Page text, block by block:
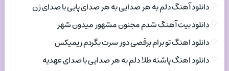
دانلود آهنگ دلم به هر صدایی به هر صدای پایی با صدای زن
دانلود بیت آهنگ شدم مجنون مشهور میدون شهر
دانلود اهنگ تو برام برقصی دور سرت بگردم ریمیکس
دانلود اهنگ پاشنه طلا دلم به هر صدایی با صدای عهدیه